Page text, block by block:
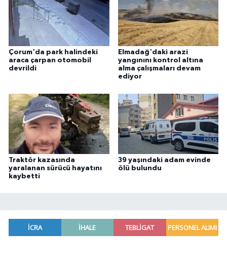
Çorum'da park halindeki
araca çarpan otomobil
devrildi
Elmadağ'daki arazi
yangınını kontrol altına
alma çalışmaları devam
ediyor
Traktör kazasında
yaralanan sürücü hayatını
kaybetti
39 yaşındaki adam evinde
ölü bulundu